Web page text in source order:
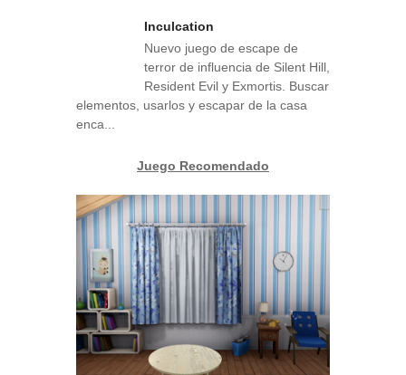
Inculcation
Nuevo juego de escape de
terror de influencia de Silent Hill,
Resident Evil y Exmortis. Buscar
elementos, usarlos y escapar de la casa
enca...
Juego Recomendado